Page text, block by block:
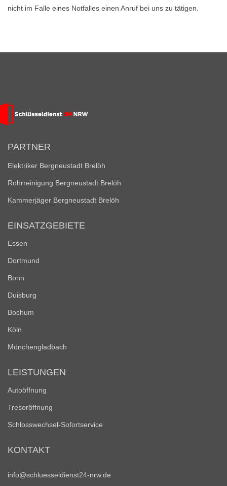
nicht im Falle eines Notfalles einen Anruf bei uns zu tätigen.
PARTNER
Elektriker Bergneustadt Brelöh
Rohrreinigung Bergneustadt Brelöh
Kammerjäger Bergneustadt Brelöh
EINSATZGEBIETE
Essen
Dortmund
Bonn
Duisburg
Bochum
Köln
Mönchengladbach
LEISTUNGEN
Autoöffnung
Tresoröffnung
Schlosswechsel-Sofortservice
KONTAKT
info@schluesseldienst24-nrw.de